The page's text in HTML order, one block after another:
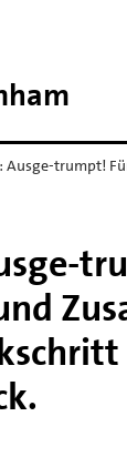
Ausge-trumpt!